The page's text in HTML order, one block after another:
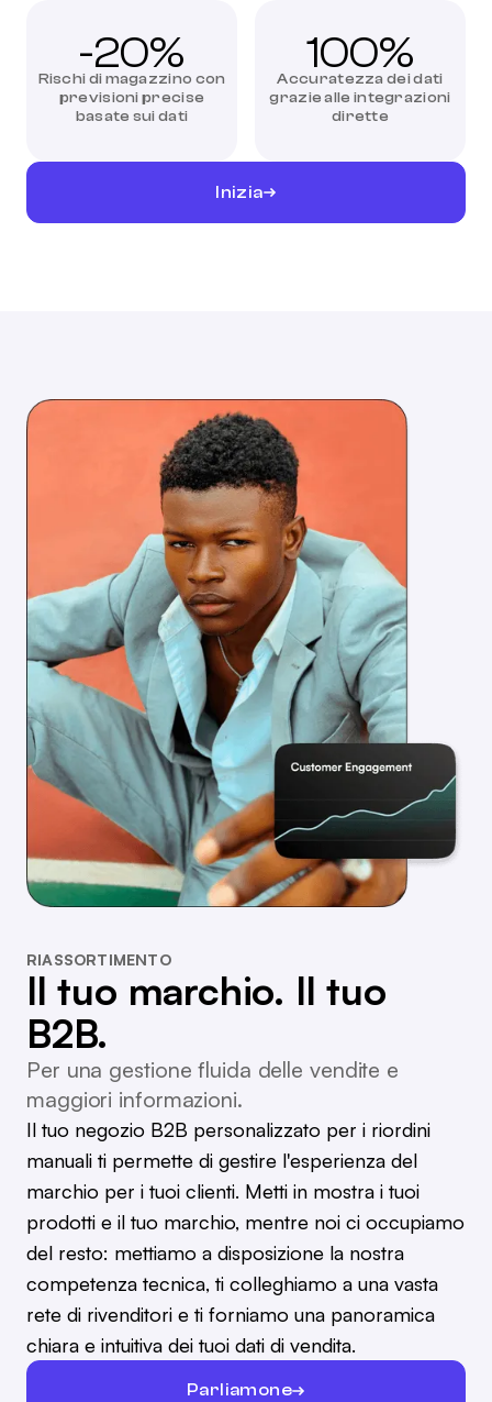
-20%
Rischi di magazzino con
previsioni precise
basate sui dati
100%
Accuratezza dei dati
grazie alle integrazioni
dirette
Inizia
RIASSORTIMENTO
Il tuo marchio. Il tuo
B2B.
Per una gestione fluida delle vendite e
maggiori informazioni.
Il tuo negozio B2B personalizzato per i riordini
manuali ti permette di gestire l'esperienza del
marchio per i tuoi clienti. Metti in mostra i tuoi
prodotti e il tuo marchio, mentre noi ci occupiamo
del resto: mettiamo a disposizione la nostra
competenza tecnica, ti colleghiamo a una vasta
rete di rivenditori e ti forniamo una panoramica
chiara e intuitiva dei tuoi dati di vendita.
Parliamone